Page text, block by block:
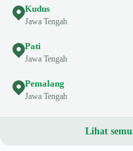
Kudus
Jawa Tengah
Pati
Jawa Tengah
Pemalang
Jawa Tengah
Lihat